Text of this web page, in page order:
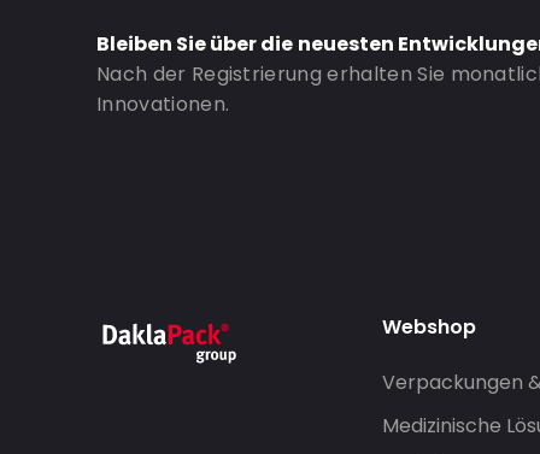
Bleiben Sie über die neuesten
Nach der Registrierung erhalten Sie
Innovationen.
Webshop
Verpackungen
Medizinische